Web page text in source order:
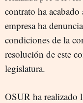
contrato ha
empresa ha
condiciones de la
resolución de este
legislatura.
OSUR ha realizado